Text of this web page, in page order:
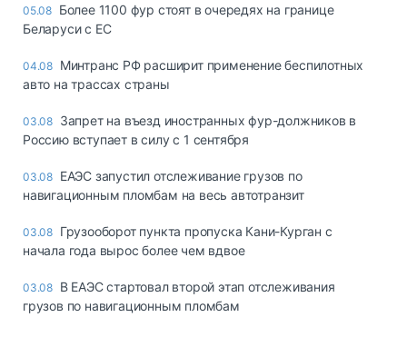
05.08 Более 1100 фур стоят в очередях на границе
Беларуси с ЕС
04.08 Минтранс РФ расширит применение беспилотных
авто на трассах страны
03.08 Запрет на въезд иностранных фур-должников в
Россию вступает в силу с 1 сентября
03.08 ЕАЭС запустил отслеживание грузов по
навигационным пломбам на весь автотранзит
03.08 Грузооборот пункта пропуска Кани-Курган с
начала года вырос более чем вдвое
03.08 В ЕАЭС стартовал второй этап отслеживания
грузов по навигационным пломбам